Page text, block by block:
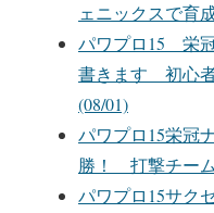
ェニックスで育
パワプロ15 栄
書きます 初心
(08/01)
パワプロ15栄冠
勝！ 打撃チー
パワプロ15サク